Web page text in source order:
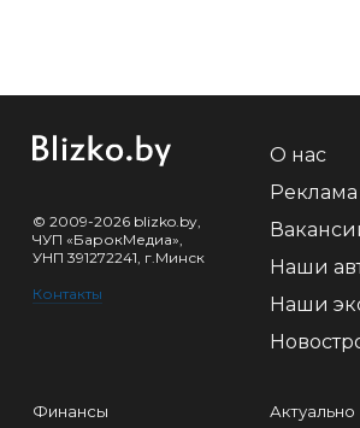
© 2009-2026 blizko.by,
ЧУП «БарокМедиа»,
УНП 391272241, г.Минск
Контакты
О нас
Реклама
Наши
Наши
Финансы Актуально